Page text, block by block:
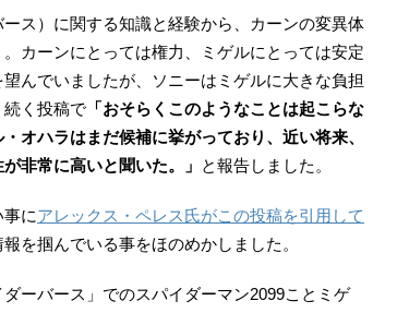
ス）に関する知識と経験から、カーンの変異体
カーンにとっては権力、ミゲルにとっては安定
んでいましたが、ソニーはミゲルに大きな負担
続く投稿で 「おそらくこのようなことは起こらな
オハラはまだ候補に挙がっており、近い将来、
非常に高いと聞いた。」
と報告しました。
に アレックス・ペレス氏がこの投稿を引用して
報を掴んでいる事をほのめかしました。
ーバース」でのスパイダーマン2099ことミゲ